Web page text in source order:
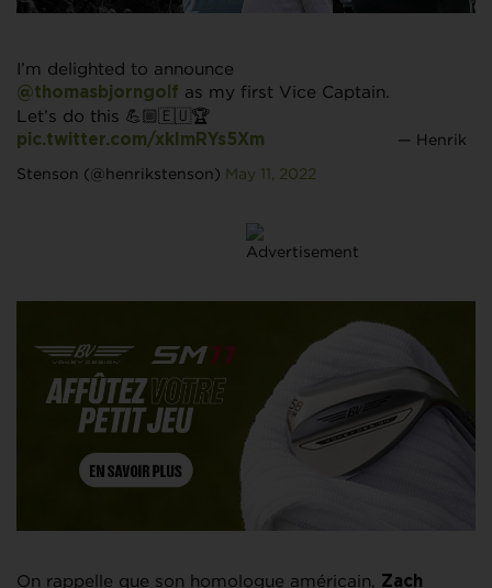
I’m delighted to announce
@thomasbjorngolf as my first Vice Captain.
Let’s do this 💪🏼🇪🇺🏆
pic.twitter.com/xkImRYs5Xm — Henrik
Stenson (@henrikstenson) May 11, 2022
On rappelle que son homologue américain, Zach